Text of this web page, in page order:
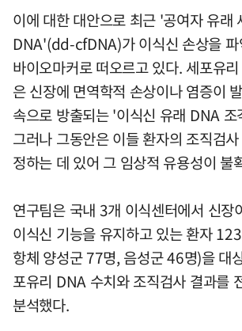
이에 대한 대안으로 최근 '공여자 유래
DNA'(dd-cfDNA)가 이식신 손상을 파
바이오마커로 떠오르고 있다. 세포유
은 신장에 면역학적 손상이나 염증이
속으로 방출되는 '이식신 유래 DNA
그러나 그동안은 이들 환자의 조직검
정하는 데 있어 그 임상적 유용성이 불
연구팀은 국내 3개 이식센터에서 신장
이식신 기능을 유지하고 있는 환자
항체 양성군 77명, 음성군 46명)을 대
포유리 DNA 수치와 조직검사 결과를
분석했다.